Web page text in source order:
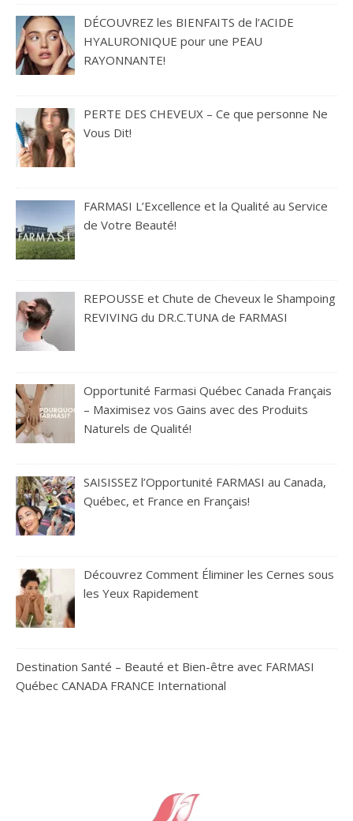
DÉCOUVREZ les BIENFAITS de l’ACIDE
HYALURONIQUE pour une PEAU
RAYONNANTE!
PERTE DES CHEVEUX – Ce que personne Ne
Vous Dit!
FARMASI L’Excellence et la Qualité au Service
de Votre Beauté!
REPOUSSE et Chute de Cheveux le Shampoing
REVIVING du DR.C.TUNA de FARMASI
Opportunité Farmasi Québec Canada Français
– Maximisez vos Gains avec des Produits
Naturels de Qualité!
SAISISSEZ l’Opportunité FARMASI au Canada,
Québec, et France en Français!
Découvrez Comment Éliminer les Cernes sous
les Yeux Rapidement
Destination Santé – Beauté et Bien-être avec FARMASI
Québec CANADA FRANCE International